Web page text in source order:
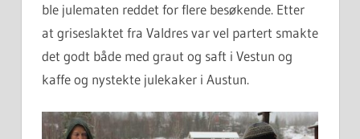
ble julematen reddet for flere besøkende. Etter
at griseslaktet fra Valdres var vel partert smakte
det godt både med graut og saft i Vestun og
kaffe og nystekte julekaker i Austun.